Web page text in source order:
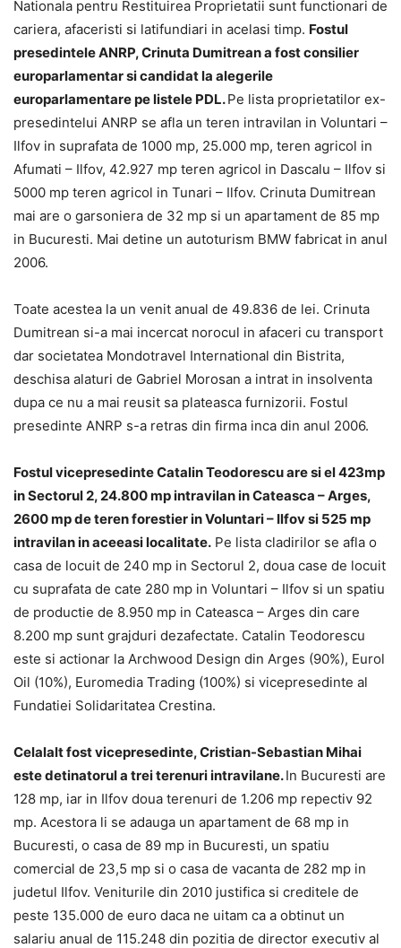
Nationala pentru Restituirea Proprietatii sunt functionari de
cariera, afaceristi si latifundiari in acelasi timp. Fostul
presedintele ANRP, Crinuta Dumitrean a fost consilier
europarlamentar si candidat la alegerile
europarlamentare pe listele PDL.Pe lista proprietatilor ex-
presedintelui ANRP se afla un teren intravilan in Voluntari –
Ilfov in suprafata de 1000 mp, 25.000 mp, teren agricol in
Afumati – Ilfov, 42.927 mp teren agricol in Dascalu – Ilfov si
5000 mp teren agricol in Tunari – Ilfov. Crinuta Dumitrean
mai are o garsoniera de 32 mp si un apartament de 85 mp
in Bucuresti. Mai detine un autoturism BMW fabricat in anul
2006.
Toate acestea la un venit anual de 49.836 de lei. Crinuta
Dumitrean si-a mai incercat norocul in afaceri cu transport
dar societatea Mondotravel International din Bistrita,
deschisa alaturi de Gabriel Morosan a intrat in insolventa
dupa ce nu a mai reusit sa plateasca furnizorii. Fostul
presedinte ANRP s-a retras din firma inca din anul 2006.
Fostul vicepresedinte Catalin Teodorescu are si el 423mp
in Sectorul 2, 24.800 mp intravilan in Cateasca – Arges,
2600 mp de teren forestier in Voluntari – Ilfov si 525 mp
intravilan in aceeasi localitate. Pe lista cladirilor se afla o
casa de locuit de 240 mp in Sectorul 2, doua case de locuit
cu suprafata de cate 280 mp in Voluntari – Ilfov si un spatiu
de productie de 8.950 mp in Cateasca – Arges din care
8.200 mp sunt grajduri dezafectate. Catalin Teodorescu
este si actionar la Archwood Design din Arges (90%), Eurol
Oil (10%), Euromedia Trading (100%) si vicepresedinte al
Fundatiei Solidaritatea Crestina.
Celalalt fost vicepresedinte, Cristian-Sebastian Mihai
este detinatorul a trei terenuri intravilane.In Bucuresti are
128 mp, iar in Ilfov doua terenuri de 1.206 mp repectiv 92
mp. Acestora li se adauga un apartament de 68 mp in
Bucuresti, o casa de 89 mp in Bucuresti, un spatiu
comercial de 23,5 mp si o casa de vacanta de 282 mp in
judetul Ilfov. Veniturile din 2010 justifica si creditele de
peste 135.000 de euro daca ne uitam ca a obtinut un
salariu anual de 115.248 din pozitia de director executiv al